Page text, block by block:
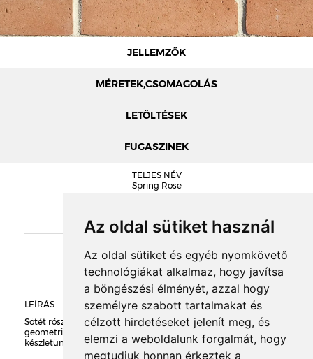
Az oldal sütiket használ
Az oldal sütiket és egyéb nyomkövető
technológiákat alkalmaz, hogy javítsa
a böngészési élményét, azzal hogy
személyre szabott tartalmakat és
célzott hirdetéseket jelenít meg, és
elemzi a weboldalunk forgalmát, hogy
megtudjuk honnan érkeztek a
JELLEMZŐK
MÉRETEK,CSOMAGOLÁS
LETÖLTÉSEK
FUGASZINEK
TELJES NÉV
Spring Rose
Nelissen middles
LEÍRÁS
Sötét rószaszín enyhén átmenetes színű, szabálytalan
geometriájú, sima felületű homlokzati burkolólap. Csak a
készletünk erejéig elérhető!
MÉRETEK
DOBOZOLÁS
TÖMEG
RAKLAPTÖMEG
DARABSÚLY